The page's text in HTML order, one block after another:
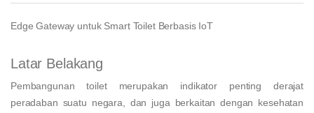
Edge Gateway untuk Smart Toilet Berbasis IoT
Latar Belakang
Pembangunan toilet merupakan indikator penting derajat
peradaban suatu negara, dan juga berkaitan dengan kesehatan